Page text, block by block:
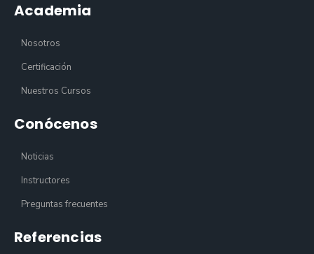
Academia
Nosotros
Certificación
Nuestros Cursos
Conócenos
Noticias
Instructores
Preguntas frecuentes
Referencias